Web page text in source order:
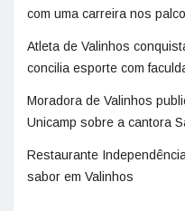
com uma carreira nos
Atleta de Valinhos
concilia esporte com
Moradora de Valinhos
Unicamp sobre a cantora
Restaurante
sabor em Valinhos